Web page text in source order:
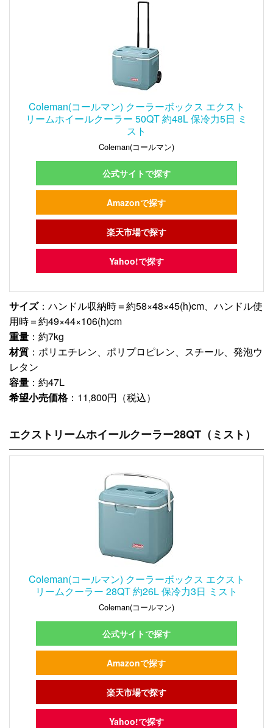
Coleman(コールマン) クーラーボックス エクスト
リームホイールクーラー 50QT 約48L 保冷力5日 ミ
スト
Coleman(コールマン)
公式サイトで探す
Amazonで探す
楽天市場で探す
Yahoo!で探す
サイズ：ハンドル収納時＝約58×48×45(h)cm、ハンドル使
用時＝約49×44×106(h)cm
重量 ：約7kg
材質 ：ポリエチレン、ポリプロピレン、スチール、発泡ウ
レタン
容量 ：約47L
希望小売価格：11,800円（税込）
エクストリームホイールクーラー28QT（ミスト）
Coleman(コールマン) クーラーボックス エクスト
リームクーラー 28QT 約26L 保冷力3日 ミスト
Coleman(コールマン)
公式サイトで探す
Amazonで探す
楽天市場で探す
Yahoo!で探す